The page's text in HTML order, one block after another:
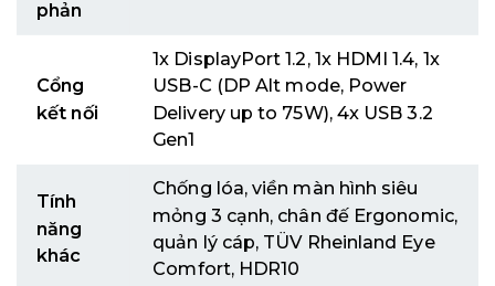
phản
Cổng
kết nối
1x DisplayPort 1.2, 1x HDMI 1.4, 1x
USB-C (DP Alt mode, Power
Delivery up to 75W), 4x USB 3.2
Gen1
Tính
năng
khác
Chống lóa, viền màn hình siêu
mỏng 3 cạnh, chân đế Ergonomic,
quản lý cáp, TÜV Rheinland Eye
Comfort, HDR10